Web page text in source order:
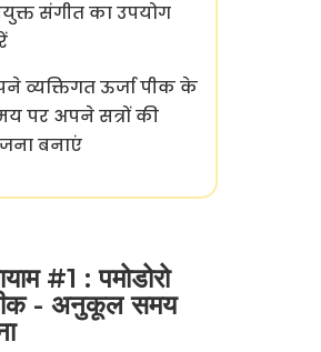
संगीत का उपयोग
व्यक्तिगत ऊर्जा पीक के
पर अपने सत्रों की
बनाएं
#1 : पमोडोरो
- अनुकूल समय